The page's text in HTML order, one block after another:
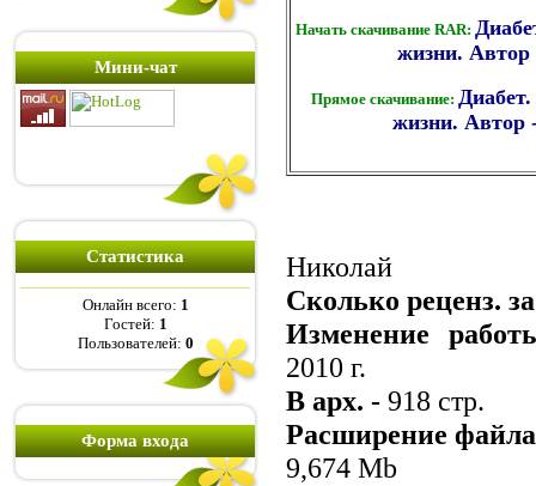
Мини-чат
Статистика
Онлайн всего: 1
Гостей: 1
Пользователей: 0
Форма входа
Начать скачивание RAR:
жизни.
Прямое скачивание:
жизни.
Николай
Сколько реценз.
Изменение
2010 г.
В арх. - 918 стр.
Расширение
9,674 Mb